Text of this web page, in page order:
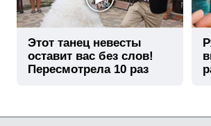
Этот танец невесты
оставит вас без слов!
Пересмотрела 10 раз